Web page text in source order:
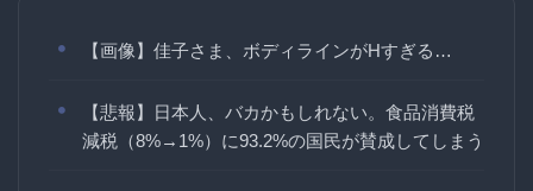
【画像】佳子さま、ボディラインがHすぎる…
【悲報】日本人、バカかもしれない。食品消費税
減税（8%→1%）に93.2%の国民が賛成してしまう